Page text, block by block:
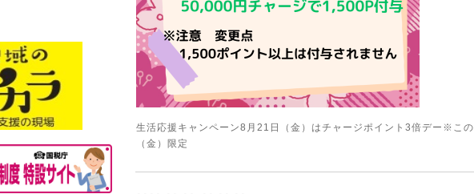
生活応援キャンペーン8月21日（金）はチャージポイント3倍デー※
（金）限定